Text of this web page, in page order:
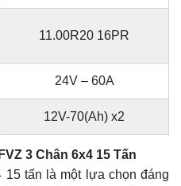
11.00R20 16PR
24V – 60A
12V-70(Ah) x2
3 Chân 6x4 15 Tấn
15 tấn là một lựa chọn đáng